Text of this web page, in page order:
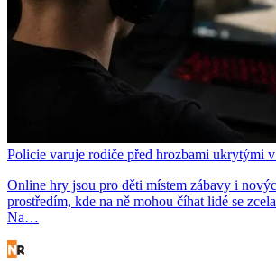
Policie varuje rodiče před hrozbami ukrytými
Online hry jsou pro děti místem zábavy i
prostředím, kde na ně mohou číhat lidé se
Na…